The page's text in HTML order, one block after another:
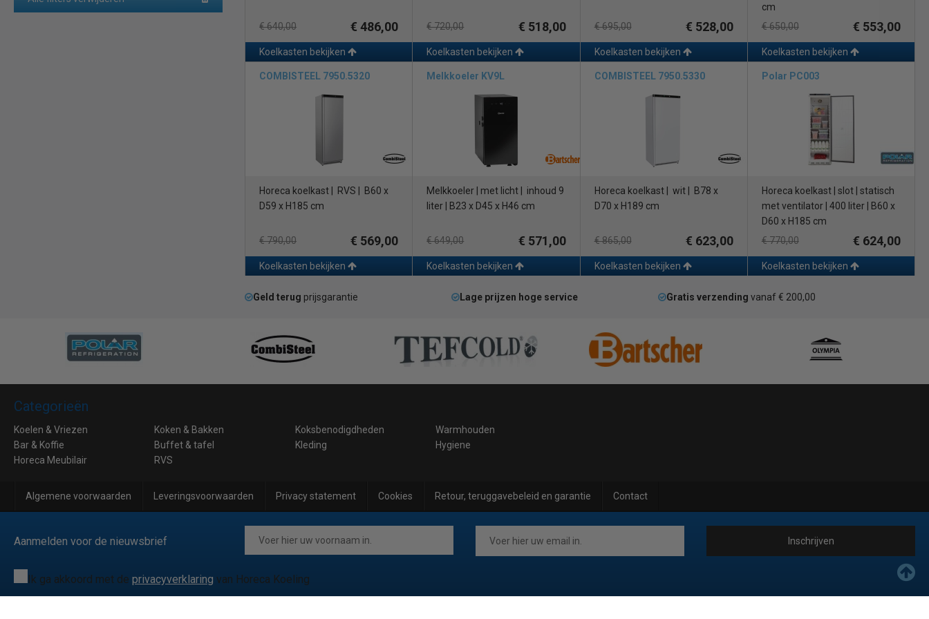
€ 640,00 € 486,00
Koelkasten bekijken
€ 720,00 € 518,00
Koelkasten bekijken
€ 695,00 € 528,00
Koelkasten bekijken
cm
€ 650,00
€ 553,00
Koelkasten bekijken
COMBISTEEL 7950.5320
Horeca koelkast | RVS | B60 x
D59 x H185 cm
€ 790,00 € 569,00
Koelkasten bekijken
Melkkoeler KV9L
Melkkoeler | met licht | inhoud 9
liter | B23 x D45 x H46 cm
€ 649,00 € 571,00
Koelkasten bekijken
COMBISTEEL 7950.5330
Horeca koelkast | wit | B78 x
D70 x H189 cm
€ 865,00 € 623,00
Koelkasten bekijken
Polar PC003
Horeca koelkast | slot | statisch
met ventilator | 400 liter | B60 x
D60 x H185 cm
€ 770,00
€ 624,00
Koelkasten bekijken
Geld terug prijsgarantie Lage prijzen hoge service Gratis verzending vanaf € 200,00
Categorieën
Koelen & Vriezen Koken & Bakken Koksbenodigdheden
Warmhouden
Bar & Koffie
Buffet & tafel Kleding
Hygiene
Horeca Meubilair
RVS
Algemene voorwaarden Leveringsvoorwaarden Privacy statement Cookies Retour, teruggavebeleid en garantie Contact
Aanmelden voor de nieuwsbrief Inschrijven
Ik ga akkoord met de privacyverklaring van Horeca Koeling